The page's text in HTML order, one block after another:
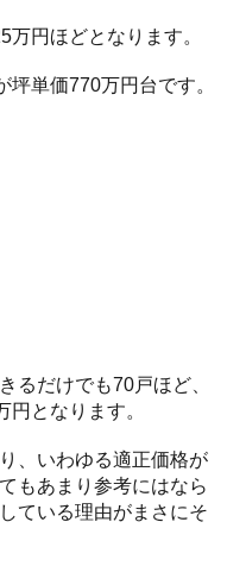
万円ほどとなります。
単価770万円台です。
るだけでも70戸ほど、
となります。
、いわゆる適正価格が
もあまり参考にはなら
ている理由がまさにそ